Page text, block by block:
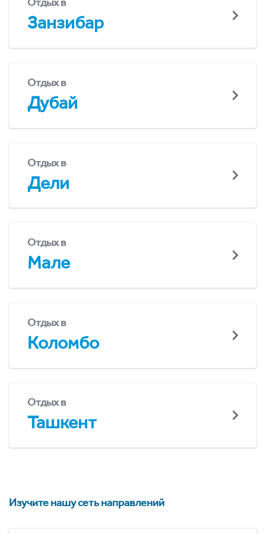
Занзибар
Отдых в
Дубай
Отдых в
Дели
Отдых в
Мале
Отдых в
Коломбо
Отдых в
Ташкент
Изучите нашу сеть направлений